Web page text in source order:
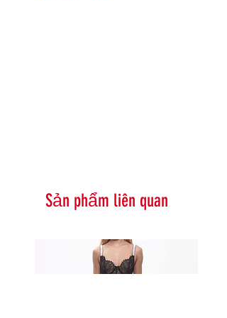
Sản phẩm liên quan